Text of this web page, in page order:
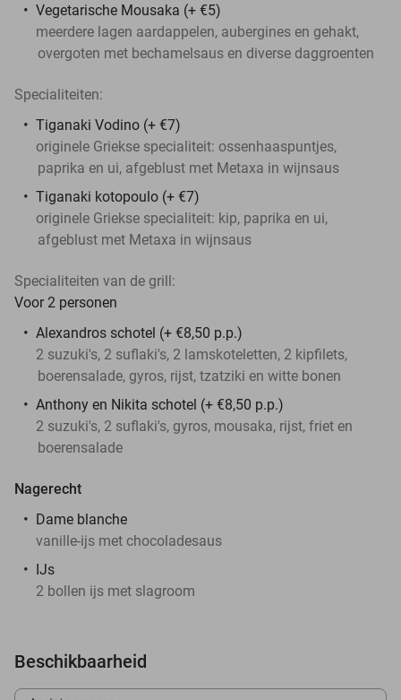
Vegetarische Mousaka (+ €5)
meerdere lagen aardappelen, aubergines en gehakt,
overgoten met bechamelsaus en diverse daggroenten
Specialiteiten:
Tiganaki Vodino (+ €7)
originele Griekse specialiteit: ossenhaaspuntjes,
paprika en ui, afgeblust met Metaxa in wijnsaus
Tiganaki kotopoulo (+ €7)
originele Griekse specialiteit: kip, paprika en ui,
afgeblust met Metaxa in wijnsaus
Specialiteiten van de grill:
Voor 2 personen
Alexandros schotel (+ €8,50 p.p.)
2 suzuki's, 2 suflaki's, 2 lamskoteletten, 2 kipfilets,
boerensalade, gyros, rijst, tzatziki en witte bonen
Anthony en Nikita schotel (+ €8,50 p.p.)
2 suzuki's, 2 suflaki's, gyros, mousaka, rijst, friet en
boerensalade
Nagerecht
Dame blanche
vanille-ijs met chocoladesaus
IJs
2 bollen ijs met slagroom
Beschikbaarheid